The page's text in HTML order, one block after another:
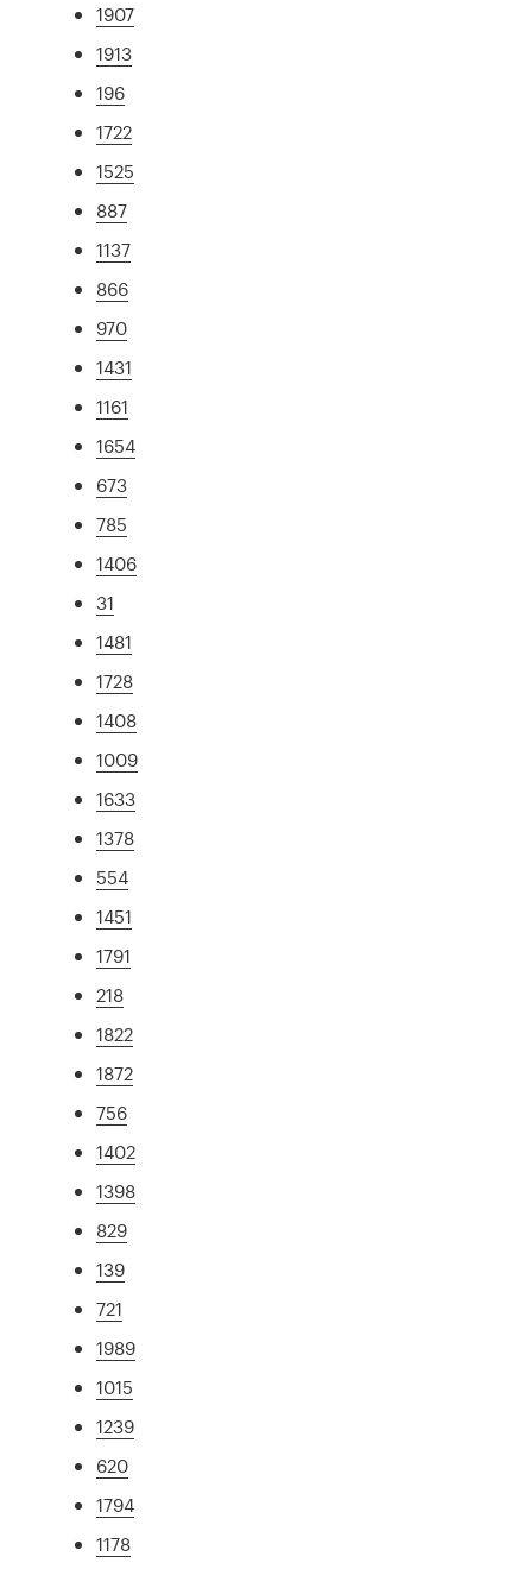
1907
1913
196
1722
1525
887
1137
866
970
1431
1161
1654
673
785
1406
31
1481
1728
1408
1009
1633
1378
554
1451
1791
218
1822
1872
756
1402
1398
829
139
721
1989
1015
1239
620
1794
1178